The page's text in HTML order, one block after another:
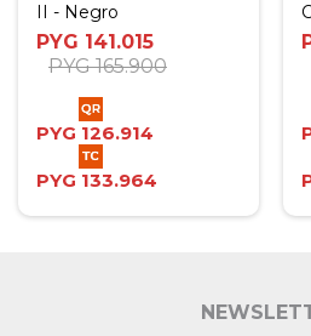
II - Negro
PYG 141.015
PYG 165.900
PYG 126.914
PYG 133.964